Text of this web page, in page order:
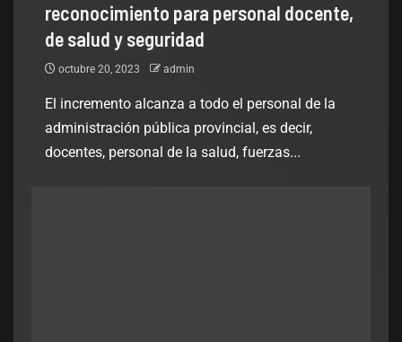
reconocimiento para personal docente,
de salud y seguridad
octubre 20, 2023 admin
El incremento alcanza a todo el personal de la
administración pública provincial, es decir,
docentes, personal de la salud, fuerzas...